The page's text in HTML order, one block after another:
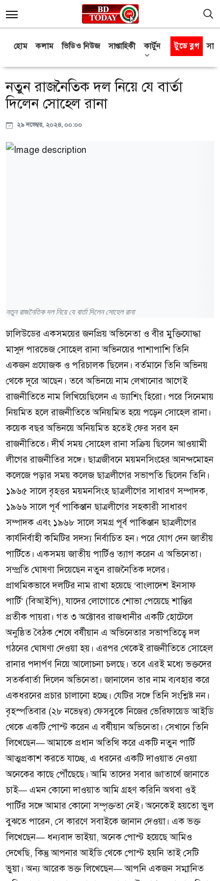
হোম কলাম ভিডিও নিউজ সাপ্তাহিকী কার্টুন টুডে ব্লগ
নতুন রাজনৈতিক দল নিয়ে যে বার্তা
দিলেন সোহেল রানা
২৯ নভেম্বর, ২০২৪, ০০:০০
নতুন রাজনৈতিক দল নিয়ে যে বার্তা দিলেন সোহেল রানা
ঢালিউডের একসময়ের জনপ্রিয় অভিনেতা ও বীর মুক্তিযোদ্ধা
মাসুদ পারভেজ সোহেল রানা অভিনয়ের পাশাপাশি তিনি
একজন প্রযোজক ও পরিচালক ছিলেন। বর্তমানে তিনি অভিনয়
থেকে দূরে আছেন। তবে অভিনয়ে নাম লেখানোর আগেই
রাজনীতিতে নাম লিখিয়েছিলেন এ ড্যাশিং হিরো। পরে সিনেমায়
নিয়মিত হলে রাজনীতিতে অনিয়মিত হয়ে পড়েন সোহেল রানা।
কয়েক বছর অভিনয়ে অনিয়মিত হতেই ফের সরব হন
রাজনীতিতে। দীর্ঘ সময় সোহেল রানা সক্রিয় ছিলেন আওয়ামী
লীগের রাজনীতির সঙ্গে। ছাত্রজীবনে ময়মনসিংহের আনন্দমোহন
কলেজে পড়ার সময় কলেজ ছাত্রলীগের সভাপতি ছিলেন তিনি।
১৯৬৫ সালে বৃহত্তর ময়মনসিংহ ছাত্রলীগের সাধারণ সম্পাদক,
১৯৬৬ সালে পূর্ব পাকিস্তান ছাত্রলীগের সহকারী সাধারণ
সম্পাদক এবং ১৯৬৮ সালে সমগ্র পূর্ব পাকিস্তান ছাত্রলীগের
কার্যনির্বাহী কমিটির সদস্য নির্বাচিত হন। পরে যোগ দেন জাতীয়
পার্টিতে। একসময় জাতীয় পার্টিও ত্যাগ করেন এ অভিনেতা।
সম্প্রতি ঘোষণা দিয়েছেন নতুন রাজনৈতিক দলের।
প্রাথমিকভাবে দলটির নাম রাখা হয়েছে ‘বাংলাদেশ ইনসাফ
পার্টি’ (বিআইপি), যাদের লোগোতে শোভা পেয়েছে শান্তির
প্রতীক পায়রা। গত ৩ অক্টোবর রাজধানীর একটি হোটেলে
অনুষ্ঠিত বৈঠক শেষে বর্ষীয়ান এ অভিনেতার সভাপতিত্বে দল
গঠনের ঘোষণা দেওয়া হয়। এরপর থেকেই রাজনীতিতে সোহেল
রানার পদার্পণ নিয়ে আলোচনা চলছে। তবে এরই মধ্যে ভক্তদের
সতর্কবার্তা দিলেন অভিনেতা। জানালেন তার নাম ব্যবহার করে
একধরনের প্রচার চালানো হচ্ছে। যেটির সঙ্গে তিনি সংশ্লিষ্ট নন।
বৃহস্পতিবার (২৮ নভেম্বর) ফেসবুকে নিজের ভেরিফায়েড আইডি
থেকে একটি পোস্ট করেন এ বর্ষীয়ান অভিনেতা। সেখানে তিনি
লিখেছেন— আমাকে প্রধান অতিথি করে একটি নতুন পার্টি
আত্মপ্রকাশ করতে যাচ্ছে, এ ধরনের একটি দাওয়াত নেওয়া
অনেকের কাছে পৌঁছেছে। আমি তাদের সবার জ্ঞাতার্থে জানাতে
চাই— এমন কোনো দাওয়াত আমি গ্রহণ করিনি অথবা ওই
পার্টির সঙ্গে আমার কোনো সম্পৃক্ততা নেই। অনেকেই হয়তো ভুল
বুঝতে পারেন, সে কারণে সবাইকে জানান দেওয়া। এক ভক্ত
লিখেছেন— ধন্যবাদ ভাইয়া, অনেক পোস্ট হয়েছে আমিও
দেখেছি, কিন্তু আপনার আইডি থেকে পোস্ট হয়নি তাই সেটি
ভুয়া। অন্য আরেক ভক্ত লিখেছেন— আপনি একজন সম্মানিত